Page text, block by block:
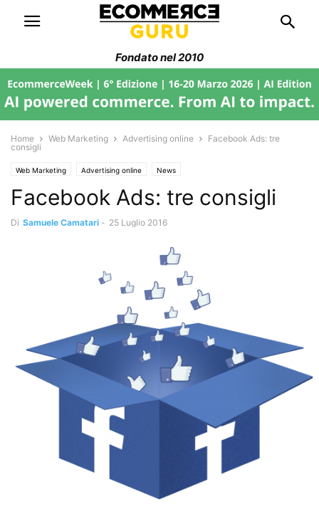
Fondato nel 2010
Home Web Marketing Advertising online
Facebook Ads: tre
consigli
Web Marketing Advertising online News
Facebook Ads: tre consigli
Di Samuele Camatari - 25 Luglio 2016